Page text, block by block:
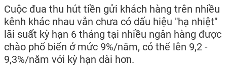
Cuộc đua thu hút tiền gửi khách hàng trên nhiều
kênh khác nhau vẫn chưa có dấu hiệu "hạ nhiệt"
lãi suất kỳ hạn 6 tháng tại nhiều ngân hàng được
chào phổ biến ở mức 9%/năm, có thể lên 9,2 -
9,3%/năm với kỳ hạn dài hơn.